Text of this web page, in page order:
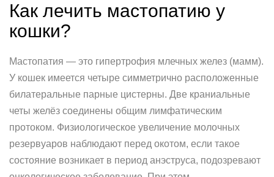
Как лечить мастопатию у
кошки?
Мастопатия — это гипертрофия млечных желез (мамм).
У кошек имеется четыре симметрично расположенные
билатеральные парные цистерны. Две краниальные
четы желёз соединены общим лимфатическим
протоком. Физиологическое увеличение молочных
резервуаров наблюдают перед окотом, если такое
состояние возникает в период анэструса, подозревают